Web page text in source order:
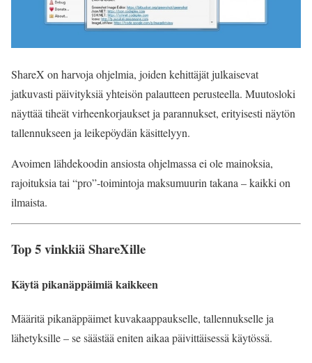
ShareX on harvoja ohjelmia, joiden kehittäjät julkaisevat
jatkuvasti päivityksiä yhteisön palautteen perusteella. Muutosloki
näyttää tiheät virheenkorjaukset ja parannukset, erityisesti näytön
tallennukseen ja leikepöydän käsittelyyn.
Avoimen lähdekoodin ansiosta ohjelmassa ei ole mainoksia,
rajoituksia tai “pro”-toimintoja maksumuurin takana – kaikki on
ilmaista.
Top 5 vinkkiä ShareXille
Käytä pikanäppäimiä kaikkeen
Määritä pikanäppäimet kuvakaappaukselle, tallennukselle ja
lähetyksille – se säästää eniten aikaa päivittäisessä käytössä.